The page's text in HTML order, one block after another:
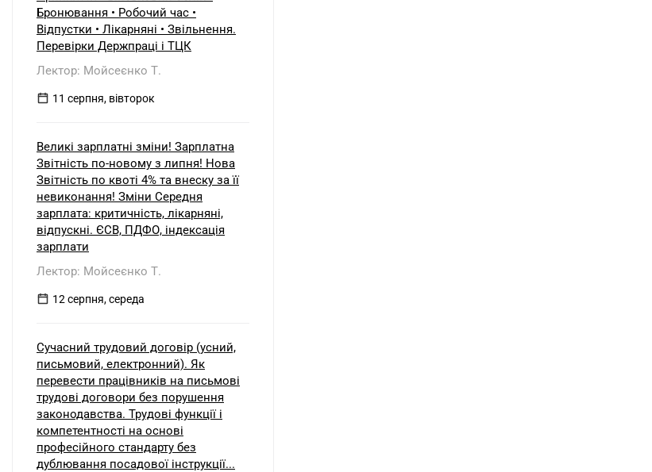
Бронювання • Робочий час •
Відпустки • Лікарняні • Звільнення.
Перевірки Держпраці і ТЦК
Лектор: Мойсеєнко Т.
11 серпня, вівторок
Великі зарплатні зміни! Зарплатна
Звітність по-новому з липня! Нова
Звітність по квоті 4% та внеску за її
невиконання! Зміни Середня
зарплата: критичність, лікарняні,
відпускні. ЄСВ, ПДФО, індексація
зарплати
Лектор: Мойсеєнко Т.
12 серпня, середа
Сучасний трудовий договір (усний,
письмовий, електронний). Як
перевести працівників на письмові
трудові договори без порушення
законодавства. Трудові функції і
компетентності на основі
професійного стандарту без
дублювання посадової інструкції...